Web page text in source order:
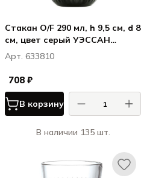
Стакан O/F 290 мл, h 9,5 см, d 8
см, цвет серый УЭССАН
(ЦВЕТНОЕ СТЕКЛО) /
OUESSANT ANTHRACITE
Арт. 633810
708 ₽
В корзину
В наличии 135 шт.